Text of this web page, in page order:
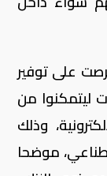
على توفير
ليتمكنوا من
وذلك
موضحا